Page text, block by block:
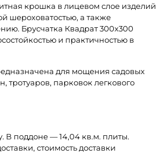
крошка в лицевом слое изделий
шероховатостью, а также
Брусчатка Квадрат 300х300
и практичностью в
для мощения садовых
тротуаров, парковок легкового
В поддоне — 14,04 кв.м. плиты.
стоимость доставки